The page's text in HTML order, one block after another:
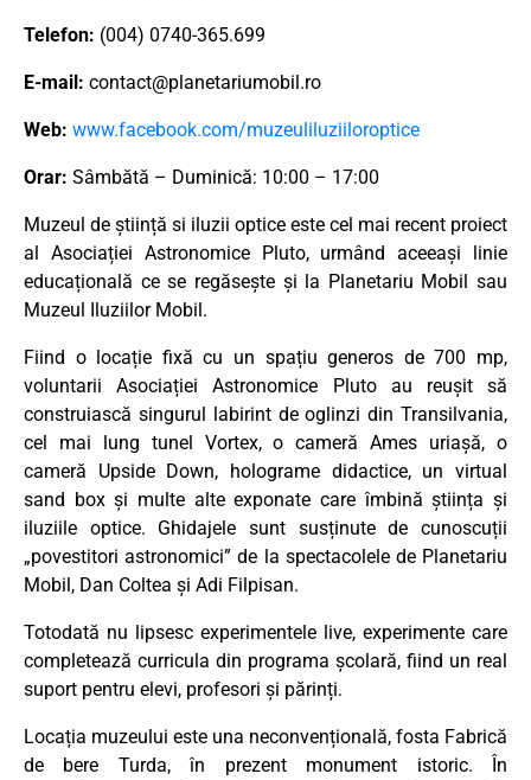
Telefon: (004) 0740-365.699
E-mail: contact@planetariumobil.ro
Web: www.facebook.com/muzeuliluziiloroptice
Orar: Sâmbătă – Duminică: 10:00 – 17:00
Muzeul de știință si iluzii optice este cel mai recent proiect
al Asociației Astronomice Pluto, urmând aceeași linie
educațională ce se regăsește și la Planetariu Mobil sau
Muzeul Iluziilor Mobil.
Fiind o locație fixă cu un spațiu generos de 700 mp,
voluntarii Asociației Astronomice Pluto au reușit să
construiască singurul labirint de oglinzi din Transilvania,
cel mai lung tunel Vortex, o cameră Ames uriașă, o
cameră Upside Down, holograme didactice, un virtual
sand box și multe alte exponate care îmbină știința și
iluziile optice. Ghidajele sunt susținute de cunoscuții
„povestitori astronomici” de la spectacolele de Planetariu
Mobil, Dan Coltea și Adi Filpisan.
Totodată nu lipsesc experimentele live, experimente care
completează curricula din programa școlară, fiind un real
suport pentru elevi, profesori și părinți.
Locația muzeului este una neconvențională, fosta Fabrică
de bere Turda, în prezent monument istoric. În